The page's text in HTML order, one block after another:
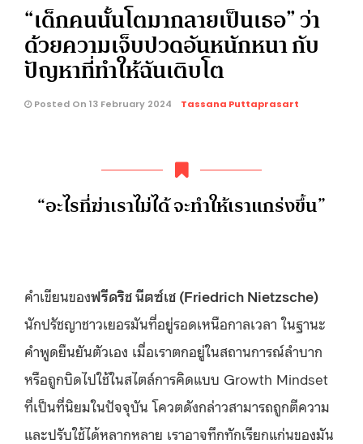
“เด็กคนนั้นโตมากลายเป็นเธอ” ว่า
ด้วยความเจ็บปวดอันหนักหนา กับ
ปัญหาที่ทำให้ฉันเติบโต
Posted On 13 February 2024 Tassana Puttaprasart
“อะไรที่ฆ่าเราไม่ได้ จะทำให้เราแกร่งขึ้น”
คำเขียนของฟรีดริช นีตซ์เช (Friedrich Nietzsche)
นักปรัชญาชาวเยอรมันที่อยู่รอดเหนือกาลเวลา ในฐานะ
คำพูดยืนยันตัวเอง เมื่อเราตกอยู่ในสถานการณ์ลำบาก
หรือถูกบิดไปใช้ในสไตล์การคิดแบบ Growth Mindset
ที่เป็นที่นิยมในปัจจุบัน โควตดังกล่าวสามารถถูกตีความ
และปรับใช้ได้หลากหลาย เราอาจทึกทักเรียกแก่นของมัน